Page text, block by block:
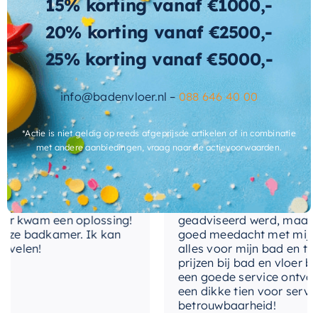
badervaring in uw eigen huis.
binnenvorm
gewicht 145 KG
met-afvoerplug
plaats-
afvoergat
fabrieksgarantie 2 jaar
inclusief-sifon Nee, los bij te bestellen
antibacterieel Ja
levertijd 3-4 weken
Wat andere over ons zeggen
meegemaakt!
Er werd goed
een oplossing!
badkamer. Ik kan
Cherryl
Het contact tussen Alex en
de telefoon en via de mail,
geadviseerd werd, maar
goed meedacht met mij.
alles voor mijn bad en
prijzen bij bad en vloer
een goede service
een dikke tien voor
betrouwbaarheid!
15% korting vanaf €1000,-
20% korting vanaf €2500,-
25% korting vanaf €5000,-
info@badenvloer.nl – 088 646 40 00
*Actie is niet geldig op reeds afgeprijsde artikelen of in combinatie
met andere aanbiedingen, vraag naar de actievoorwaarden.